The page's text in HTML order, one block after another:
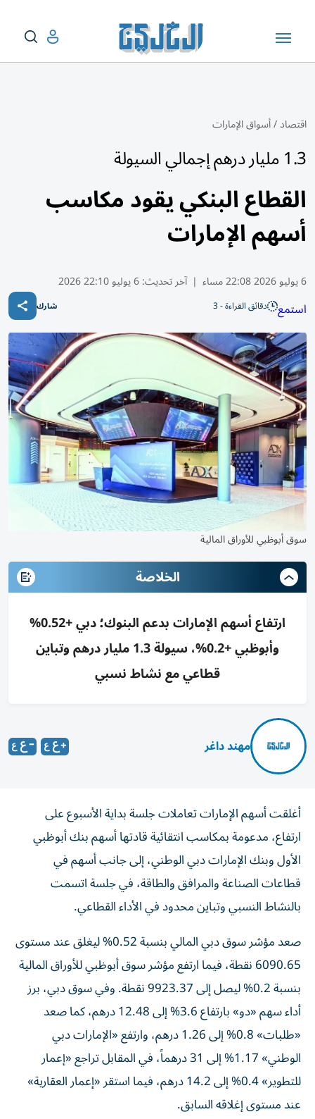
اقتصاد/أسواق الإمارات
1.3 مليار درهم إجمالي السيولة
القطاع البنكي يقود مكاسب
أسهم الإمارات
6 يوليو 2026 22:08 مساء | آخر تحديث:6 يوليو 22:10 2026
استمع دقائق القراءة - 3 شارك
سوق أبوظبي للأوراق المالية
الخلاصة
ارتفاع أسهم الإمارات بدعم البنوك؛ دبي +0.52%
وأبوظبي +0.2%، سيولة 1.3 مليار درهم وتباين
قطاعي مع نشاط نسبي
مهند داغر
أغلقت أسهم الإمارات تعاملات جلسة بداية الأسبوع على
ارتفاع، مدعومة بمكاسب انتقائية قادتها أسهم بنك أبوظبي
الأول وبنك الإمارات دبي الوطني، إلى جانب أسهم في
قطاعات الصناعة والمرافق والطاقة، في جلسة اتسمت
بالنشاط النسبي وتباين محدود في الأداء القطاعي.
صعد مؤشر سوق دبي المالي بنسبة 0.52% ليغلق عند مستوى
6090.65 نقطة، فيما ارتفع مؤشر سوق أبوظبي للأوراق المالية
بنسبة 0.2% ليصل إلى 9923.37 نقطة. وفي سوق دبي، برز
أداء سهم «دو» بارتفاع 3.6% إلى 12.48 درهم، كما صعد
«طلبات» 0.8% إلى 1.26 درهم، وارتفع «الإمارات دبي
الوطني» 1.17% إلى 31 درهماً، في المقابل تراجع «إعمار
للتطوير» 0.4% إلى 14.2 درهم، فيما استقر «إعمار العقارية»
عند مستوى إغلاقه السابق.